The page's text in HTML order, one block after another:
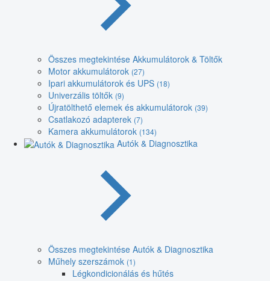
Összes megtekintése Akkumulátorok & Töltők
Motor akkumulátorok (27)
Ipari akkumulátorok és UPS (18)
Univerzális töltők (9)
Újratölthető elemek és akkumulátorok (39)
Csatlakozó adapterek (7)
Kamera akkumulátorok (134)
Autók & Diagnosztika
Összes megtekintése Autók & Diagnosztika
Műhely szerszámok (1)
Légkondicionálás és hűtés